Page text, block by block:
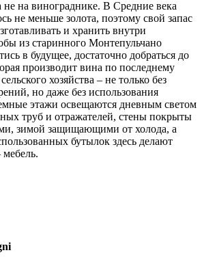
не на винограднике. В Средние века
не меньше золота, поэтому свой запас
и хранить внутри
из старинного Монтепульчано
в будущее, достаточно добраться до
производит вина по последнему
хозяйства – не только без
но даже без использования
этажи освещаются дневным светом
труб и отражателей, стены покрыты
зимой защищающими от холода, а
бутылок здесь делают
мебель.